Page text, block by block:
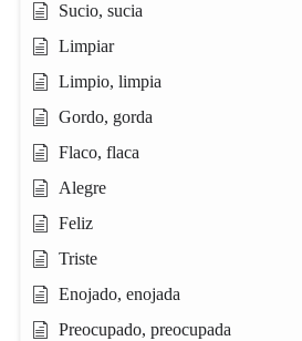
Sucio, sucia
Limpiar
Limpio, limpia
Gordo, gorda
Flaco, flaca
Alegre
Feliz
Triste
Enojado, enojada
Preocupado, preocupada